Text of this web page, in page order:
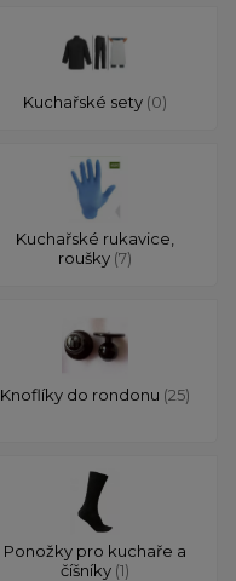
Kuchařské sety (0)
Kuchařské rukavice,
roušky (7)
Knoflíky do rondonu (25)
Ponožky pro kuchaře a
číšníky (1)